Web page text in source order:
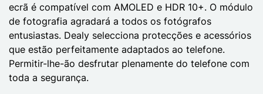
ecrã é compatível com AMOLED e HDR 10+. O módulo
de fotografia agradará a todos os fotógrafos
entusiastas. Dealy selecciona protecções e acessórios
que estão perfeitamente adaptados ao telefone.
Permitir-lhe-ão desfrutar plenamente do telefone com
toda a segurança.